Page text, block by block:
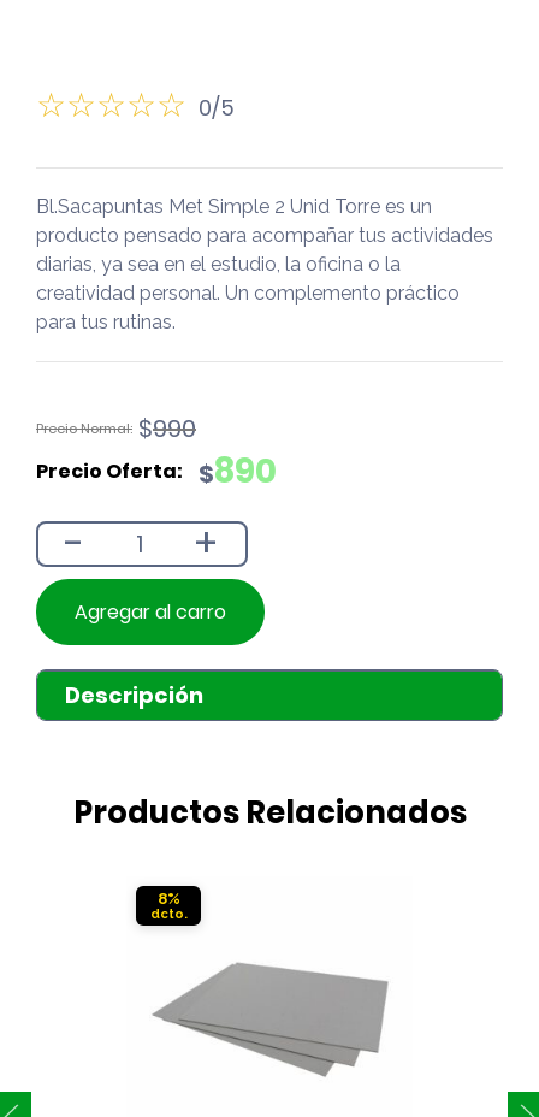
0/5
Bl.Sacapuntas Met Simple 2 Unid Torre es un
producto pensado para acompañar tus actividades
diarias, ya sea en el estudio, la oficina o la
creatividad personal. Un complemento práctico
para tus rutinas.
$990
El
original
$990.
$890
El
actual
$890.
- +
Agregar al carro
Descripción
Productos Relacionados
8%